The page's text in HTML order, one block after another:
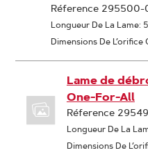
Réference 295500-
Longueur De La Lame:
Dimensions De
Lame de
One-For-All
Réference
Longueur De La
Dimensions De